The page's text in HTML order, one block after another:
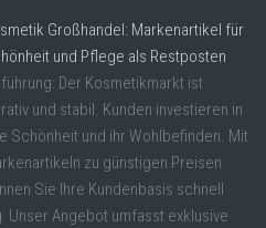
Großhandel: Markenartikel für
und Pflege als Restposten
Der Kosmetikmarkt ist
und stabil. Kunden investieren in
Schönheit und ihr Wohlbefinden. Mit
zu günstigen Preisen
Sie Ihre Kundenbasis schnell
Angebot umfasst exklusive